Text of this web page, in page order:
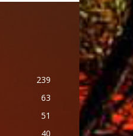
239
63
51
40